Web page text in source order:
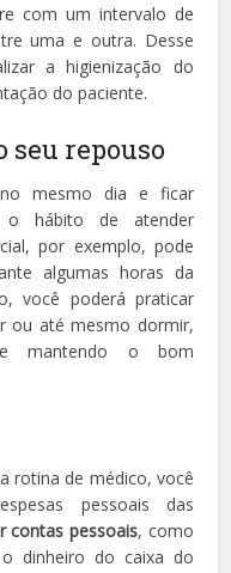
com um intervalo de
uma e outra. Desse
a higienização do
do paciente.
seu repouso
mesmo dia e ficar
o hábito de atender
por exemplo, pode
algumas horas da
você poderá praticar
ou até mesmo dormir,
mantendo o bom
rotina de médico, você
pessoais das
contas pessoais, como
dinheiro do caixa do